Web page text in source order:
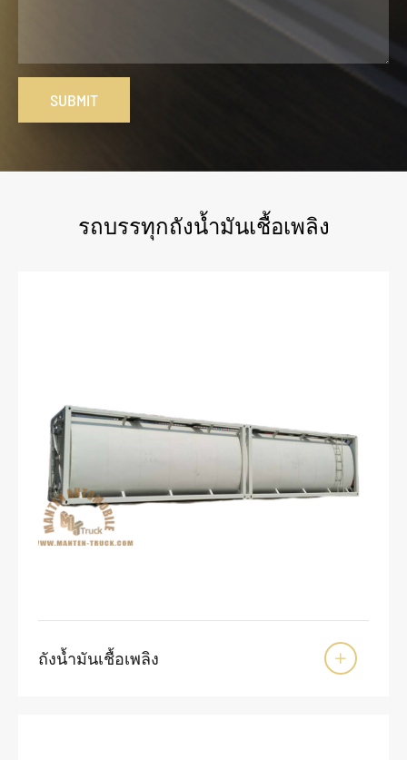
SUBMIT
รถบรรทุกถังน้ำมันเชื้อเพลิง
ถังน้ำมันเชื้อเพลิง 